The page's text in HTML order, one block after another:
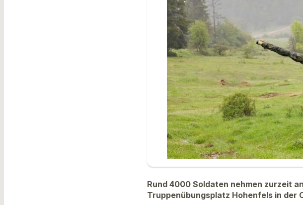
Rund 4000 Soldaten nehmen zurzeit
Truppenübungsplatz Hohenfels in der